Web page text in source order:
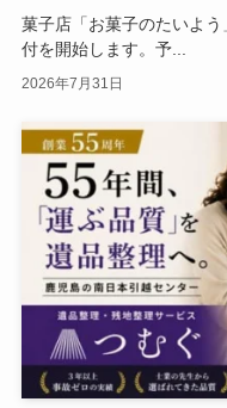
菓子店「お菓子のたいよ
付を開始します。予...
2026年7月31日